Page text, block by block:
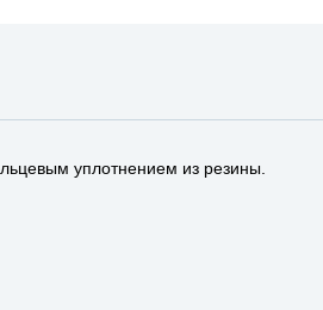
уплотнением из резины.